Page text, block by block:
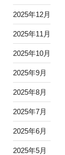
2025年12月
2025年11月
2025年10月
2025年9月
2025年8月
2025年7月
2025年6月
2025年5月